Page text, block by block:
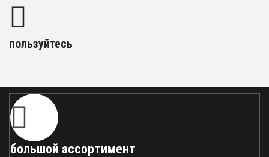
пользуйтесь
большой ассортимент